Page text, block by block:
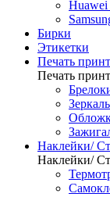
Huawei
Бирки
Этикетки
Печать
Печать
Наклейки/
Наклейки/